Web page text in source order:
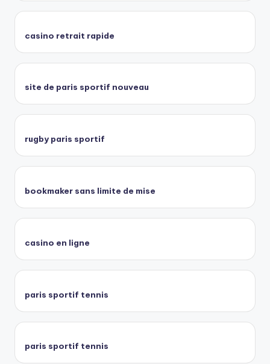
casino retrait rapide
site de paris sportif nouveau
rugby paris sportif
bookmaker sans limite de mise
casino en ligne
paris sportif tennis
paris sportif tennis